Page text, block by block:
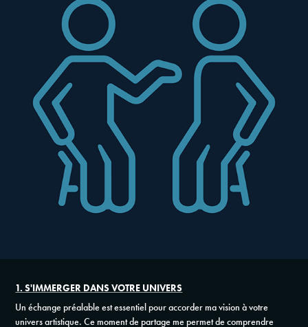
1. S'IMMERGER DANS VOTRE UNIVERS
Un échange préalable est essentiel pour accorder ma vision à votre
univers artistique. Ce moment de partage me permet de comprendre